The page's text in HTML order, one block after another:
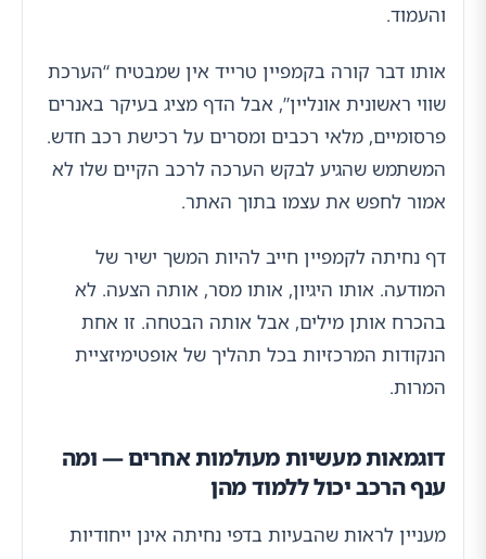
והעמוד.
אותו דבר קורה בקמפיין טרייד אין שמבטיח “הערכת
שווי ראשונית אונליין”, אבל הדף מציג בעיקר באנרים
פרסומיים, מלאי רכבים ומסרים על רכישת רכב חדש.
המשתמש שהגיע לבקש הערכה לרכב הקיים שלו לא
אמור לחפש את עצמו בתוך האתר.
דף נחיתה לקמפיין חייב להיות המשך ישיר של
המודעה. אותו היגיון, אותו מסר, אותה הצעה. לא
בהכרח אותן מילים, אבל אותה הבטחה. זו אחת
הנקודות המרכזיות בכל תהליך של אופטימיזציית
המרות.
דוגמאות מעשיות מעולמות אחרים — ומה
ענף הרכב יכול ללמוד מהן
מעניין לראות שהבעיות בדפי נחיתה אינן ייחודיות